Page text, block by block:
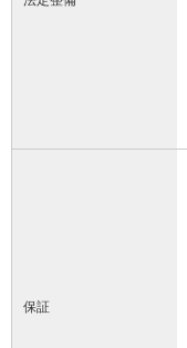
保証